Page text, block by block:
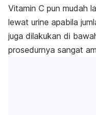
Vitamin C pun mudah
lewat urine apabila
juga dilakukan di
prosedurnya sangat